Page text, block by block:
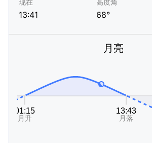
现在
13:41
高度角
68°
月亮